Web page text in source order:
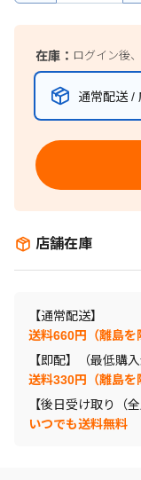
在庫： ログイン後
通常配送 /
店舗在庫
【通常配送】
送料660円（離島
【即配】（最低購
送料330円（離島
【後日受け取り（全
いつでも送料無料